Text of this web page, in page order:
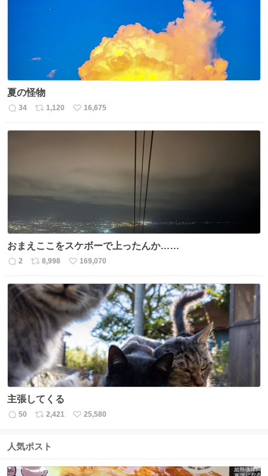
夏の怪物
返
34
リ
1,120
い
16,675
おまえここをスケボーで上ったんか……
返
数
2
リ
ス
ト
数
8,998
い
ね
数
169,070
主張してくる
返
数
50
リ
ス
数
2,421
い
25,580
人気ポスト